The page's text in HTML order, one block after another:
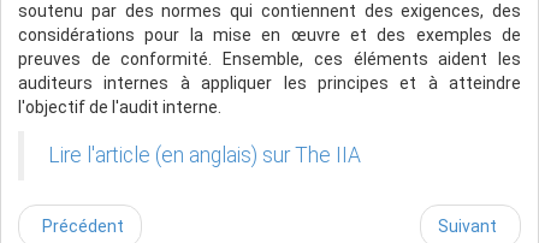
soutenu par des normes qui contiennent des exigences, des
considérations pour la mise en œuvre et des exemples de
preuves de conformité. Ensemble, ces éléments aident les
auditeurs internes à appliquer les principes et à atteindre
l'objectif de l'audit interne.
Lire l'article (en anglais) sur The IIA
Précédent Suivant